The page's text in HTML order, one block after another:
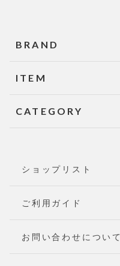
BRAND
ITEM
CATEGORY
ショップリスト
ご利用ガイド
お問い合わせについて